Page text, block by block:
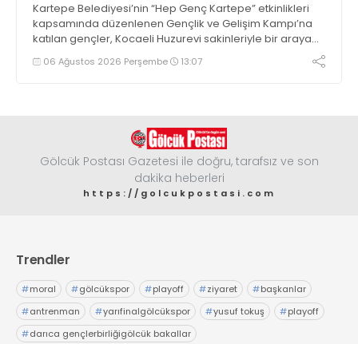
Kartepe Belediyesi’nin “Hep Genç Kartepe” etkinlikleri
kapsamında düzenlenen Gençlik ve Gelişim Kampı’na
katılan gençler, Kocaeli Huzurevi sakinleriyle bir araya
geldi06 Ağustos 2026 Perşembe 13:07
Gölcük Postası Gazetesi ile doğru, tarafsız ve son
dakika heberleri
https://golcukpostasi.com
Trendler
#moral #gölcükspor #playoff #ziyaret #başkanlar
#antrenman #yarıfinalgölcükspor #yusuf tokuş #playoff
#darıca gençlerbirliğigölcük bakallar